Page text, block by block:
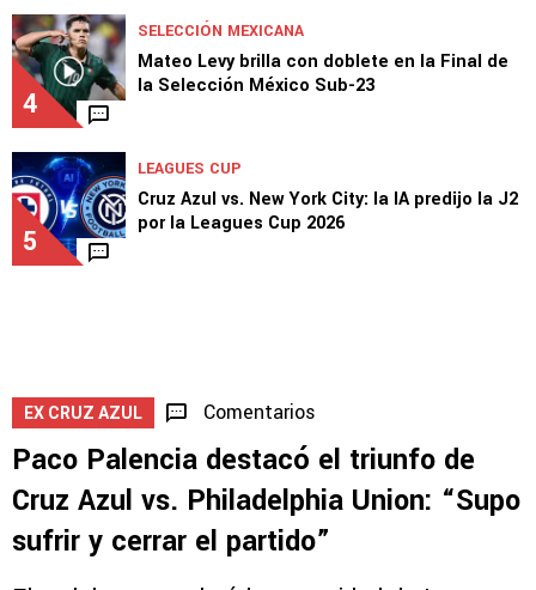
3
Palencia fulminó a la MLS tras la victoria de
Cruz Azul vs. Philadelphia
4
Mateo Levy brilla con doblete en la Final de
la Selección México Sub-23
Comentarios
Paco Palencia destacó el triunfo de